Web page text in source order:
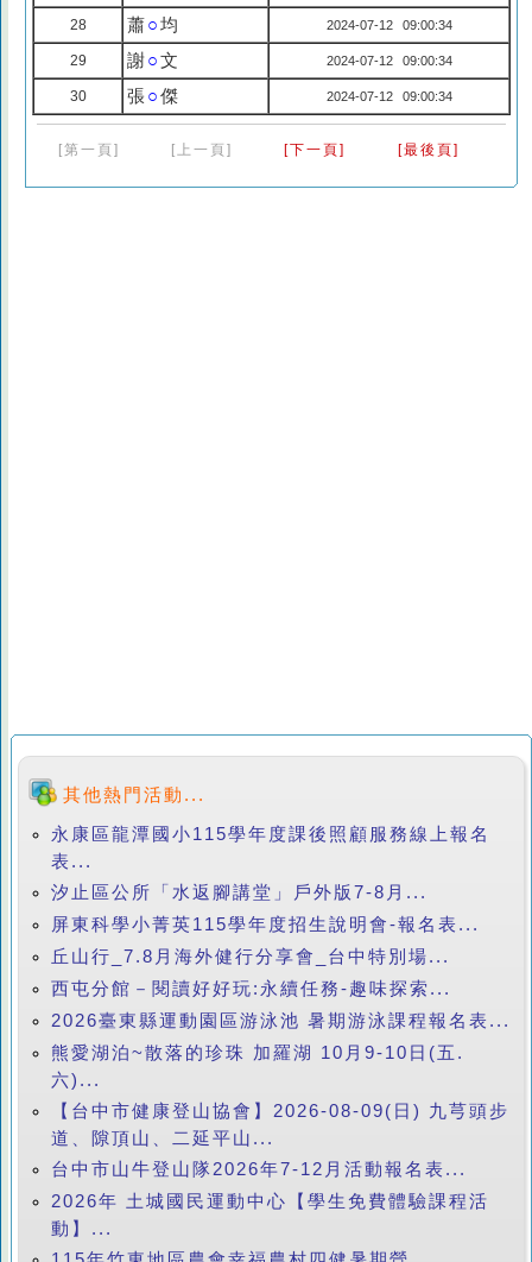
28 蕭○均 2024-07-12 09:00:34
29 謝○文 2024-07-12 09:00:34
30 張○傑 2024-07-12 09:00:34
[第一頁] [上一頁] [下一頁] [最後頁]
其他熱門活動...
永康區龍潭國小115學年度課後照顧服務線上報名
表...
汐止區公所「水返腳講堂」戶外版7-8月...
屏東科學小菁英115學年度招生說明會-報名表...
丘山行_7.8月海外健行分享會_台中特別場...
西屯分館－閱讀好好玩:永續任務-趣味探索...
2026臺東縣運動園區游泳池 暑期游泳課程報名表...
熊愛湖泊~散落的珍珠 加羅湖 10月9-10日(五.
六)...
【台中市健康登山協會】2026-08-09(日) 九芎頭步
道、隙頂山、二延平山...
台中市山牛登山隊2026年7-12月活動報名表...
2026年 土城國民運動中心【學生免費體驗課程活
動】...